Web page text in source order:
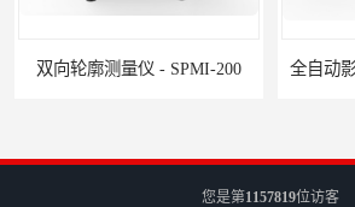
双向轮廓测量仪 - SPMI-200 全自动
您是第1157819位访客